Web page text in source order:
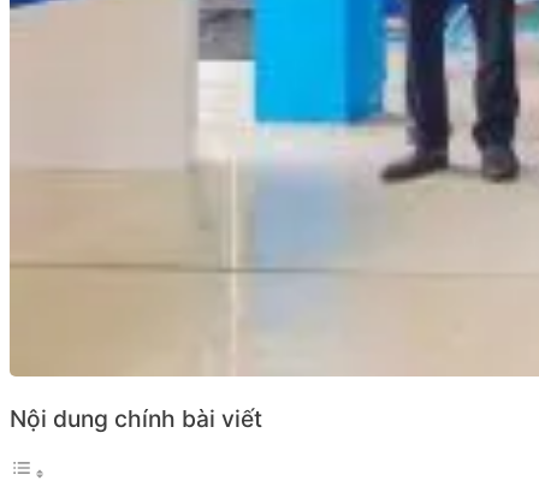
Nội dung chính bài viết